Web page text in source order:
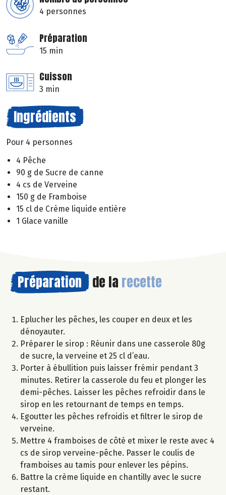
4 personnes
Préparation
15 min
Cuisson
3 min
Ingrédients
Pour 4 personnes
4 Pêche
90 g de Sucre de canne
4 cs de Verveine
150 g de Framboise
15 cl de Crème liquide entière
1 Glace vanille
Préparation de la recette
Eplucher les pêches, les couper en deux et les
dénoyauter.
Préparer le sirop : Réunir dans une casserole 80g
de sucre, la verveine et 25 cl d’eau.
Porter à ébullition puis laisser frémir pendant 3
minutes. Retirer la casserole du feu et plonger les
demi-pêches. Laisser les pêches refroidir dans le
sirop en les retournant de temps en temps.
Egoutter les pêches refroidis et filtrer le sirop de
verveine.
Mettre 4 framboises de côté et mixer le reste avec 4
cs de sirop verveine-pêche. Passer le coulis de
framboises au tamis pour enlever les pépins.
Battre la crème liquide en chantilly avec le sucre
restant.